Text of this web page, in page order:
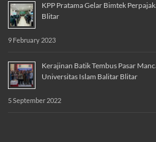
KPP Pratama Gelar Bimtek
Blitar
9 February 2023
Kerajinan Batik Tembus Pasar
Universitas Islam Balitar Blitar
5 September 2022